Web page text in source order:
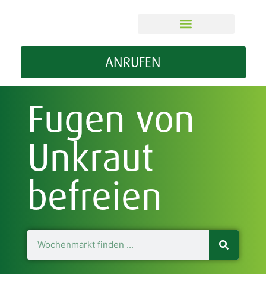
ANRUFEN
Fugen von
Unkraut
befreien